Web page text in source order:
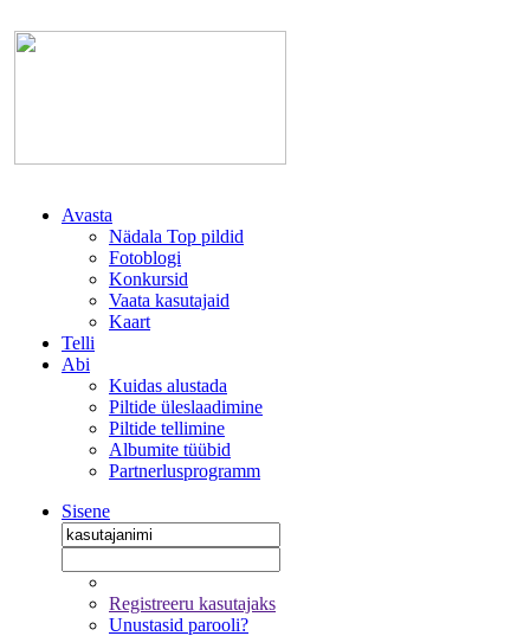
Avasta
Nädala Top pildid
Fotoblogi
Konkursid
Vaata kasutajaid
Kaart
Telli
Abi
Kuidas alustada
Piltide üleslaadimine
Piltide tellimine
Albumite tüübid
Partnerlusprogramm
Sisene
Registreeru kasutajaks
Unustasid parooli?